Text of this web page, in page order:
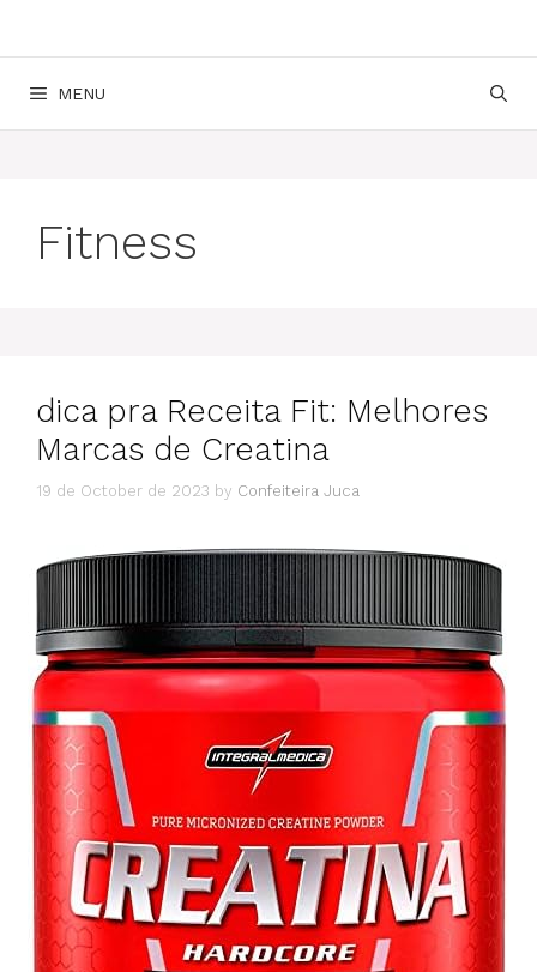
MENU
Fitness
dica pra Receita Fit: Melhores
Marcas de Creatina
19 de October de 2023 by Confeiteira Juca